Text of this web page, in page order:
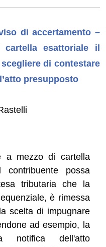
di accertamento –
esattoriale il
di contestare
presupposto
a mezzo di cartella
contribuente possa
tributaria che la
è rimessa
scelta di impugnare
ad esempio, la
notifica dell'atto